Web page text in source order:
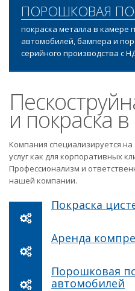
ПОРОШКОВАЯ
покраска металла в камере
автомобилей, бампера и
серийного производства с
и покраска
Компания специализируется
услуг как для корпоративных
Профессионализм и
нашей компании.
Покраска
Аренда
Порошковая
автомобилей